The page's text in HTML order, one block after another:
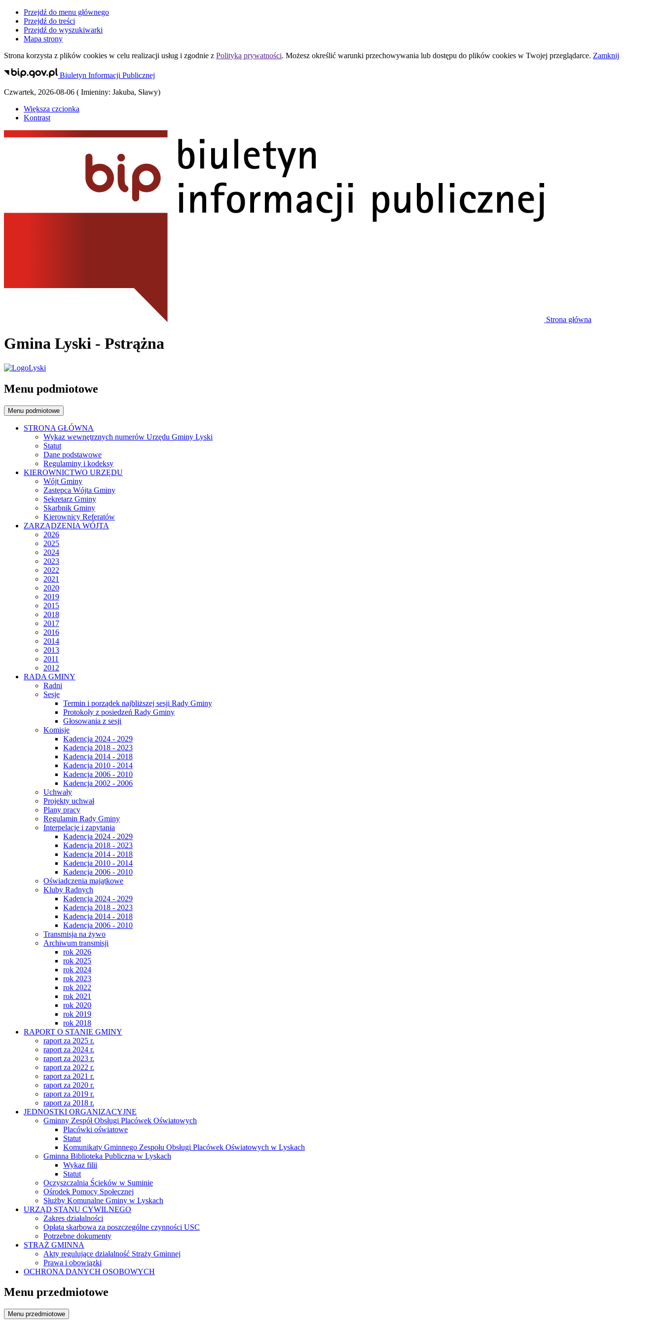
Przejdź do menu głównego
Przejdź do treści
Przejdź do wyszukiwarki
Mapa strony
Strona korzysta z plików cookies w celu realizacji usług i zgodnie z Polityką prywatności. Możesz określić warunki przechowywania lub dostępu do plików cookies w Twojej przeglądarce. Zamknij
Biuletyn Informacji Publicznej
Czwartek, 2026-08-06 ( Imieniny: Jakuba, Sławy)
Większa czcionka
Kontrast
Strona główna
Gmina Lyski - Pstrążna
Menu podmiotowe
Menu podmiotowe
STRONA GŁÓWNA
Wykaz wewnętrznych numerów Urzędu Gminy Lyski
Statut
Dane podstawowe
Regulaminy i kodeksy
KIEROWNICTWO URZĘDU
Wójt Gminy
Zastępca Wójta Gminy
Sekretarz Gminy
Skarbnik Gminy
Kierownicy Referatów
ZARZĄDZENIA WÓJTA
2026
2025
2024
2023
2022
2021
2020
2019
2015
2018
2017
2016
2014
2013
2011
2012
RADA GMINY
Radni
Sesje
Termin i porządek najbliższej sesji Rady Gminy
Protokoły z posiedzeń Rady Gminy
Głosowania z sesji
Komisje
Kadencja 2024 - 2029
Kadencja 2018 - 2023
Kadencja 2014 - 2018
Kadencja 2010 - 2014
Kadencja 2006 - 2010
Kadencja 2002 - 2006
Uchwały
Projekty uchwał
Plany pracy
Regulamin Rady Gminy
Interpelacje i zapytania
Kadencja 2024 - 2029
Kadencja 2018 - 2023
Kadencja 2014 - 2018
Kadencja 2010 - 2014
Kadencja 2006 - 2010
Oświadczenia majątkowe
Kluby Radnych
Kadencja 2024 - 2029
Kadencja 2018 - 2023
Kadencja 2014 - 2018
Kadencja 2006 - 2010
Transmisja na żywo
Archiwum transmisji
rok 2026
rok 2025
rok 2024
rok 2023
rok 2022
rok 2021
rok 2020
rok 2019
rok 2018
RAPORT O STANIE GMINY
raport za 2025 r.
raport za 2024 r.
raport za 2023 r.
raport za 2022 r.
raport za 2021 r.
raport za 2020 r.
raport za 2019 r.
raport za 2018 r.
JEDNOSTKI ORGANIZACYJNE
Gminny Zespół Obsługi Placówek Oświatowych
Placówki oświatowe
Statut
Komunikaty Gminnego Zespołu Obsługi Placówek Oświatowych w Lyskach
Gminna Biblioteka Publiczna w Lyskach
Wykaz filii
Statut
Oczyszczalnia Ścieków w Suminie
Ośrodek Pomocy Społecznej
Służby Komunalne Gminy w Lyskach
URZĄD STANU CYWILNEGO
Zakres działalności
Opłata skarbowa za poszczególne czynności USC
Potrzebne dokumenty
STRAŻ GMINNA
Akty regulujące działalność Straży Gminnej
Prawa i obowiązki
OCHRONA DANYCH OSOBOWYCH
Menu przedmiotowe
Menu przedmiotowe